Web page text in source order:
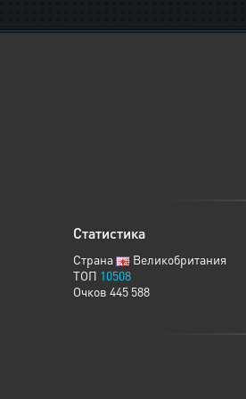
Статистика
Страна
Великобритания
ТОП 10508
Очков 445 588